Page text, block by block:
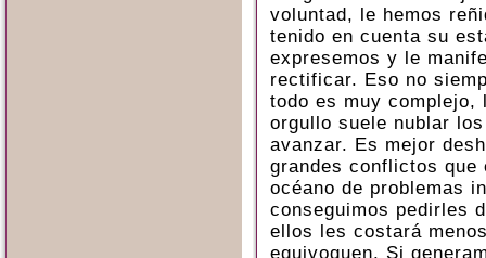
voluntad, le hemos
tenido en cuenta su
expresemos y le
rectificar. Eso no
todo es muy
orgullo suele nublar
avanzar. Es mejor
grandes conflictos que
océano de problemas
conseguimos pedirles
ellos les costará
equivoquen. Si